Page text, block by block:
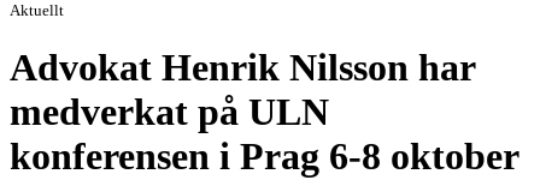
Aktuellt
Advokat Henrik Nilsson har
medverkat på ULN
konferensen i Prag 6-8 oktober